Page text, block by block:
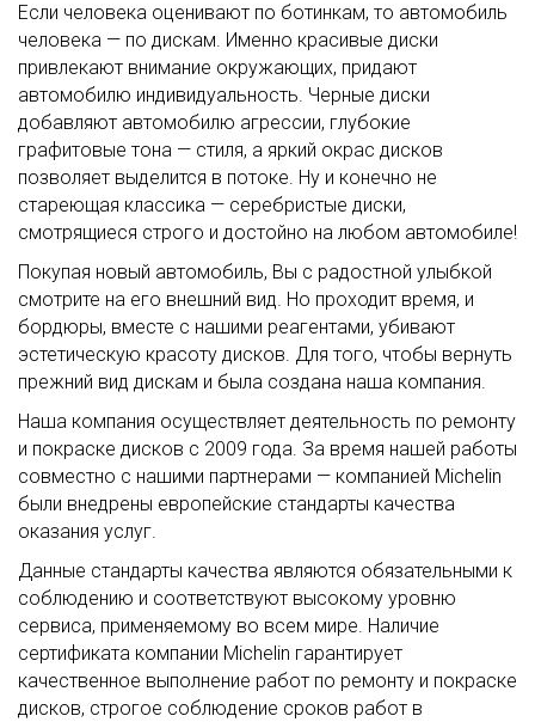
Если человека оценивают по ботинкам, то автомобиль
человека — по дискам. Именно красивые диски
привлекают внимание окружающих, придают
автомобилю индивидуальность. Черные диски
добавляют автомобилю агрессии, глубокие
графитовые тона — стиля, а яркий окрас дисков
позволяет выделится в потоке. Ну и конечно не
стареющая классика — серебристые диски,
смотрящиеся строго и достойно на любом автомобиле!
Покупая новый автомобиль, Вы с радостной улыбкой
смотрите на его внешний вид. Но проходит время, и
бордюры, вместе с нашими реагентами, убивают
эстетическую красоту дисков. Для того, чтобы вернуть
прежний вид дискам и была создана наша компания.
Наша компания осуществляет деятельность по ремонту
и покраске дисков с 2009 года. За время нашей работы
совместно с нашими партнерами — компанией Michelin
были внедрены европейские стандарты качества
оказания услуг.
Данные стандарты качества являются обязательными к
соблюдению и соответствуют высокому уровню
сервиса, применяемому во всем мире. Наличие
сертификата компании Michelin гарантирует
качественное выполнение работ по ремонту и покраске
дисков, строгое соблюдение сроков работ в